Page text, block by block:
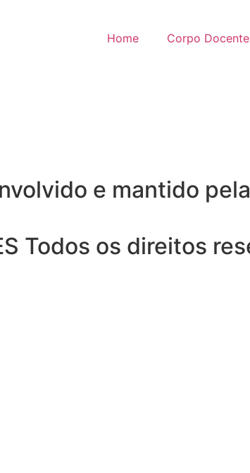
Home Corpo Docente
e mantido pela
Todos os direitos